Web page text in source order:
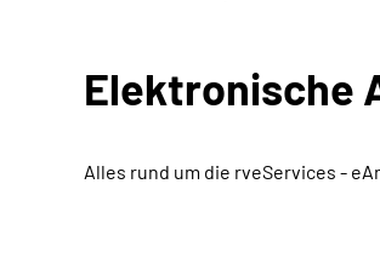
Elektronische
Alles rund um die rveServices -